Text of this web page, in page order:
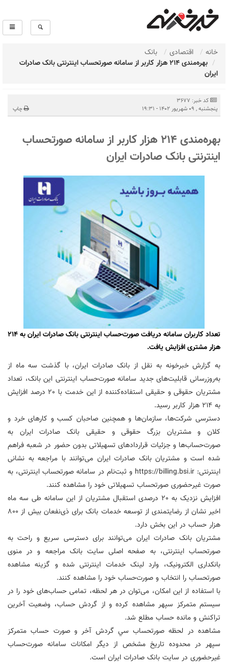
خانه اقتصادی
بانک
​بهره‌مندی 214 هزار کاربر از سامانه صورتحساب اینترنتی بانک صادرات
ایران
کد خبر: 3677
پنجشنبه , 09 شهریور 1402 - 19:31
چاپ
​بهره‌مندی 214 هزار کاربر از سامانه صورتحساب
اینترنتی بانک صادرات ایران
تعداد کاربران سامانه دریافت صورت‌حساب اینترنتی بانک صادرات ایران به 214
هزار مشتری افزایش یافت.
به گزارش خبرخونه به نقل از بانک صادرات ایران، با گذشت سه ماه از
به‌روزرسانی قابلیت‌های جدید سامانه صورت‌حساب اینترنتی این بانک، تعداد
مشتریان حقوقی و حقیقی استفاده‌کننده از این خدمت با 20 درصد افزایش
به 214 هزار کاربر رسید.
دسترسی شرکت‌ها، سازمان‌ها و همچنین صاحبان کسب و کارهای خرد و
کلان و مشتریان بزرگ حقوقی و حقیقی بانک صادرات ایران به
صورت‌حساب‌ها و جزئیات قراردادهای تسهیلاتی بدون حضور در شعبه فراهم
شده است و مشتریان بانک صادرات ایران می‌توانند با مراجعه به نشانی
اینترنتی: https://billing.bsi.ir و ثبت‌نام در سامانه صورتحساب اینترنتی، به
صورت غیرحضوری صورتحساب تسهیلاتی خود را مشاهده کنند.
افزایش نزدیک به 20 درصدی استقبال مشتریان از این سامانه طی سه ماه
اخیر نشان از رضایتمندی از توسعه خدمات بانک برای ذی‌نفعان بیش از 800
هزار حساب در این بخش دارد.
مشتریان بانک صادرات ایران می‌توانند برای دسترسی سریع و راحت به
صورتحساب اینترنتی، به صفحه اصلی سایت بانک مراجعه و در منوی
بانکداری الکترونیک، وارد لینک خدمات اینترنتی شده و گزینه مشاهده
صورتحساب را انتخاب و صورت‌حساب خود را مشاهده کنند.
با استفاده از این امکان، می‌توان در هر لحظه، تمامی حساب‌های خود را در
سيستم متمرکز سپهر مشاهده کرده و از گردش حساب، وضعيت آخرين
تراکنش و مانده حساب مطلع شد.
مشاهده در لحظه صورتحساب سي گردش آخر و صورت حساب متمرکز
سپهر در محدوده تاريخ مشخص از دیگر امکانات سامانه صورت‌حساب
غیرحضوری در سایت بانک صادرات ایران است.